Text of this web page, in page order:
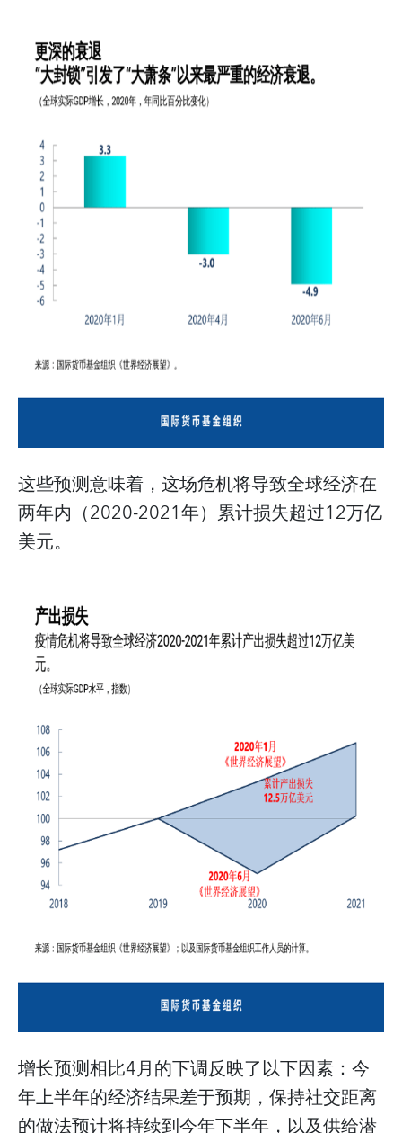
这些预测意味着，这场危机将导致全球经济在
两年内（2020-2021年）累计损失超过12万亿
美元。
增长预测相比4月的下调反映了以下因素：今
年上半年的经济结果差于预期，保持社交距离
的做法预计将持续到今年下半年，以及供给潜